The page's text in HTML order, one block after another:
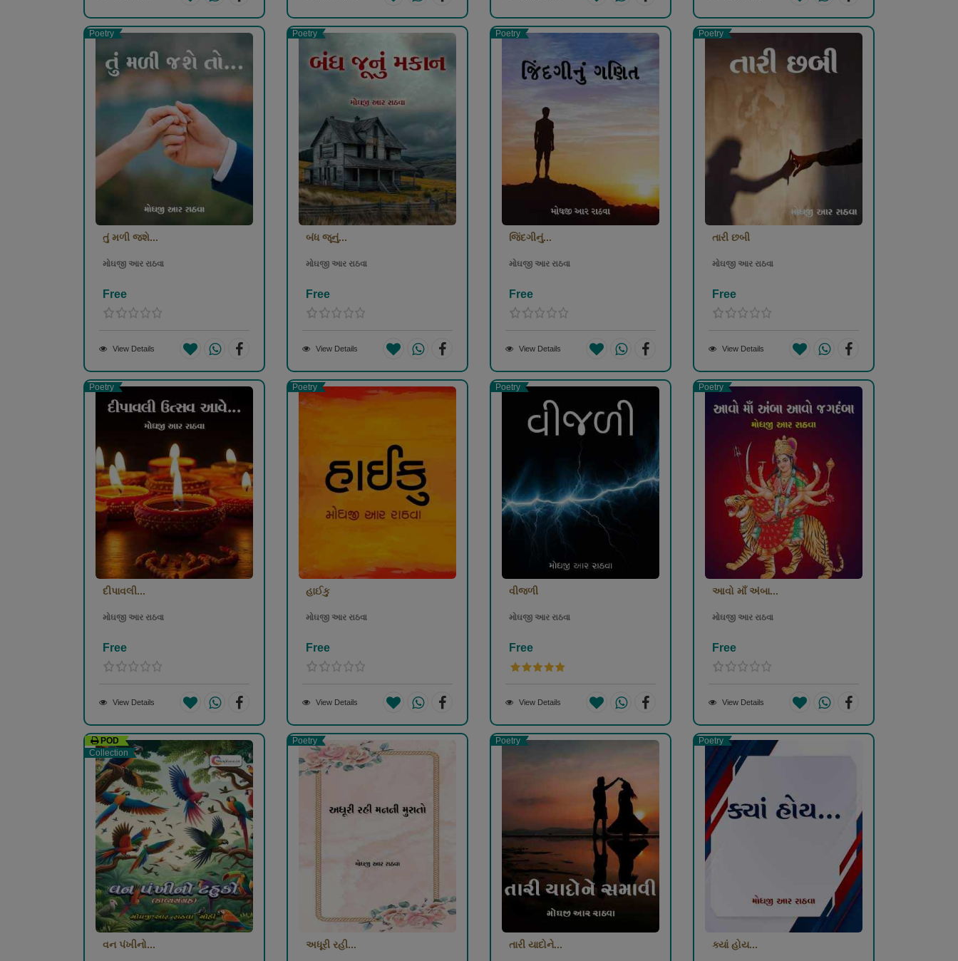
Poetry
તું મળી જશે...
મોઘજી આર રાઠવા
Free
View Details
Poetry
બંધ જૂનું...
મોઘજી આર રાઠવા
Free
View Details
Poetry
જિંદગીનું...
મોઘજી આર રાઠવા
Free
View Details
Poetry
તારી છબી
મોઘજી આર રાઠવા
Free
View Details
Poetry
દીપાવલી...
મોઘજી આર રાઠવા
Free
View Details
Poetry
હાઈકુ
મોઘજી આર રાઠવા
Free
View Details
Poetry
વીજળી
મોઘજી આર રાઠવા
Free
View Details
Poetry
આવો માઁ અંબા...
મોઘજી આર રાઠવા
Free
View Details
POD
Collection
વન પંખીનો...
Poetry
અધૂરી રહી...
Poetry
તારી યાદોને...
Poetry
ક્યાં હોય...